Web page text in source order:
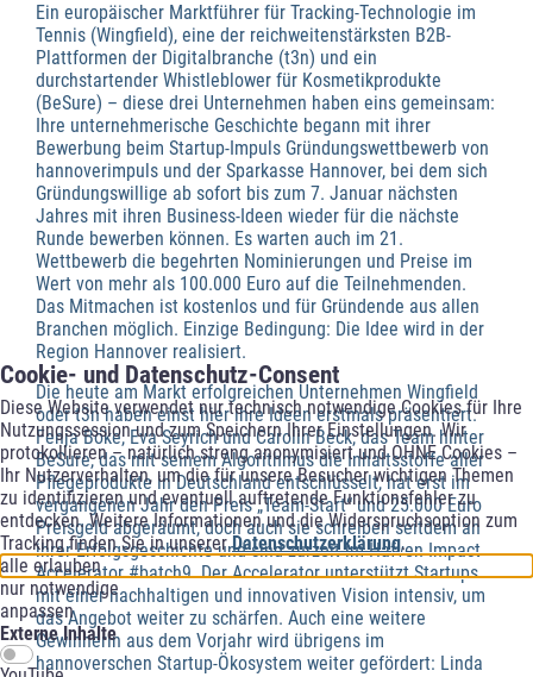
Cookie- und Datenschutz-Consent
Diese Website verwendet nur technisch notwendige Cookies für Ihre
Nutzungssession und zum Speichern Ihrer Einstellungen. Wir
protokollieren – natürlich streng anonymisiert und OHNE Cookies –
Ihr Nutzerverhalten, um die für unsere Besucher wichtigen Themen
zu identifizieren und eventuell auftretende Funktionsfehler zu
entdecken. Weitere Informationen und die Widerspruchsoption zum
Tracking finden Sie in unsererDatenschutzerklärung.
alle erlauben
nur notwendige
anpassen
Externe Inhalte
Ein europäischer Marktführer für Tracking-Technologie im
Tennis (Wingfield), eine der reichweitenstärksten B2B-
Plattformen der Digitalbranche (t3n) und ein
durchstartender Whistleblower für Kosmetikprodukte
(BeSure) – diese drei Unternehmen haben eins gemeinsam:
Ihre unternehmerische Geschichte begann mit ihrer
Bewerbung beim Startup-Impuls Gründungswettbewerb von
hannoverimpuls und der Sparkasse Hannover, bei dem sich
Gründungswillige ab sofort bis zum 7. Januar nächsten
Jahres mit ihren Business-Ideen wieder für die nächste
Runde bewerben können. Es warten auch im 21.
Wettbewerb die begehrten Nominierungen und Preise im
Wert von mehr als 100.000 Euro auf die Teilnehmenden.
Das Mitmachen ist kostenlos und für Gründende aus allen
Branchen möglich. Einzige Bedingung: Die Idee wird in der
Region Hannover realisiert.
Die heute am Markt erfolgreichen Unternehmen Wingfield
oder t3n haben einst hier ihre Ideen erstmals präsentiert.
Fenja Böke, Eva Seyrich und Carolin Beck, das Team hinter
BeSure, das mit seinem Algorithmus die Inhaltsstoffe aller
Pflegeprodukte in Deutschland entschlüsselt, hat erst im
vergangenen Jahr den Preis „Team-Start“ und 25.000 Euro
Preisgeld abgeräumt, doch auch sie schreiben seitdem an
ihrer Erfolgsgeschichte und sind zurzeit im Hafven Impact
Accelerator #batch9. Der Accelerator unterstützt Startups
mit einer nachhaltigen und innovativen Vision intensiv, um
das Angebot weiter zu schärfen. Auch eine weitere
Gewinnerin aus dem Vorjahr wird übrigens im
hannoverschen Startup-Ökosystem weiter gefördert: Linda